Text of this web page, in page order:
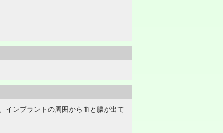
インプラントの周囲から血と膿が出て